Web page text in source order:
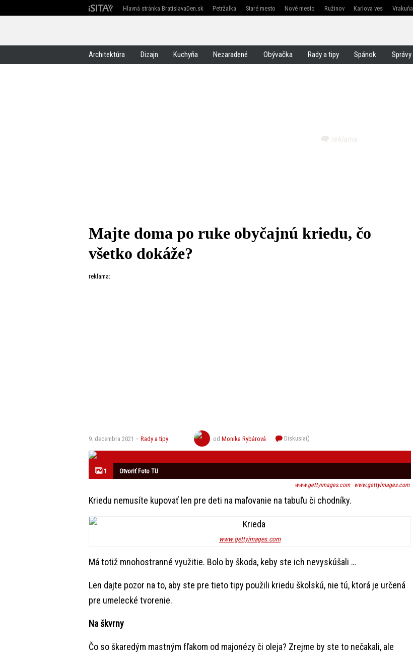
Hlavná stránka BratislavaDen.sk Petržalka Staré mesto Nové mesto Ružinov Karlova ves Vrakuňa
Architektúra Dizajn Kuchyňa Nezaradené Obývačka Rady a tipy Spánok Správy
Majte doma po ruke obyčajnú kriedu, čo
všetko dokáže?
reklama:
9. decembra 2021 Rady a tipy odMonika Rybárová Diskusia()
1 Otvoriť Foto TU
www.gettyimages.com www.gettyimages.com
Kriedu nemusíte kupovať len pre deti na maľovanie na tabuľu či chodníky.
www.gettyimages.com
Má totiž mnohostranné využitie. Bolo by škoda, keby ste ich nevyskúšali …
Len dajte pozor na to, aby ste pre tieto tipy použili kriedu školskú, nie tú, ktorá je určená
pre umelecké tvorenie.
Na škvrny
Čo so škaredým mastným fľakom od majonézy či oleja? Zrejme by ste to nečakali, ale